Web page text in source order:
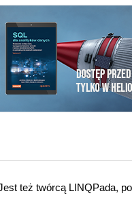
też twórcą LINQPada,